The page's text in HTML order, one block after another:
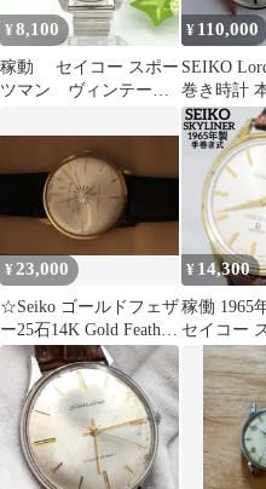
¥8,100
稼動 セイコー スポー
ツマン ヴィンテージ
¥ 110,000
SEIKO
巻き時計
¥ 23,000
☆Seiko ゴールドフェザ
ー25石14K Gold Feather
稼働品☆
¥ 14,300
稼働 1965
セイコー
ー 手巻き